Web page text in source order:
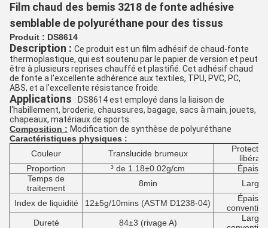
Film chaud des bemis 3218 de fonte adhésive
semblable de polyuréthane pour des tissus
Produit : DS8614
Description : Ce produit est un film adhésif de chaud-fonte
thermoplastique, qui est soutenu par le papier de version et peut
être à plusieurs reprises chauffé et plastifié. Cet adhésif chaud
de fonte a l'excellente adhérence aux textiles, TPU, PVC, PC,
ABS, et a l'excellente résistance froide.
Applications : DS8614 est employé dans la liaison de
l'habillement, broderie, chaussures, bagage, sacs à main, jouets,
chapeaux, matériaux de sports.
Composition : Modification de synthèse de polyuréthane
Caractéristiques physiques :
Couleur
Translucide brumeux
Proportion
³ de 1.18±0.02g/cm
Temps de
traitement
8min
Index de liquidité 12±5g/10mins (ASTM D1238-04)
Dureté
84±3 (rivage A)